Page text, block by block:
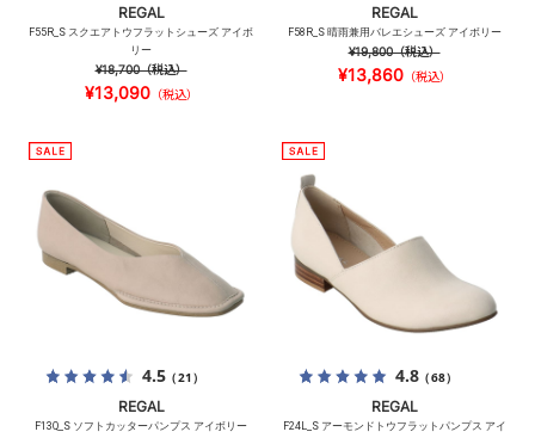
REGAL
F55R_S スクエアトウフラットシューズ アイボ
リー
¥18,700（税込）
¥13,090（税込）
REGAL
F58R_S 晴雨兼用バレエシューズ アイボリー
¥19,800（税込）
¥13,860（税込）
4.5（21）
REGAL
F13Q_S ソフトカッターパンプス アイボリー
4.8（68）
REGAL
F24L_S アーモンドトウフラットパンプス アイ